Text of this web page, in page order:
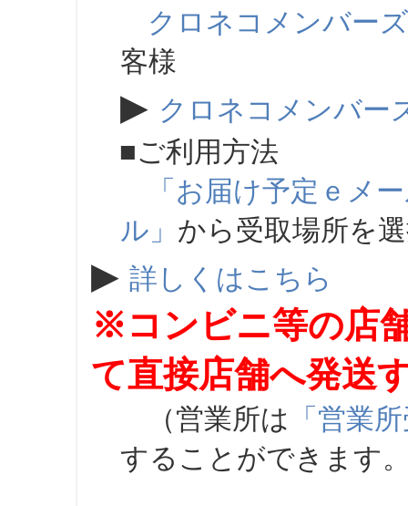
クロネコメンバーズ
客様
▶ クロネコメンバー
■ご利用方法
「お届け予定ｅメ
ル」 から受取場所を
▶ 詳しくはこちら
※コンビニ等の店
て直接店舗へ発送
（営業所は 「営業
することができます